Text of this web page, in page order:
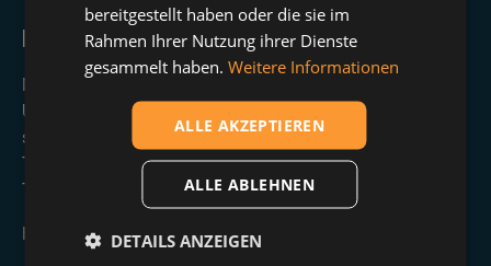
Live
Manchmal setzt dein Business voraus, dass du eine Live-
Übertragung oder Ähnliches erforderlich machst. In
solchen Fällen ist Flexibilität gefragt. Versuche dann, den
Termin direkt im Chat zu vereinbaren, statt nur einen
Terminlink zu versenden.
Häufig macht es auch in diesen Fällen Sinn
bereitgestellt haben oder die sie im
Rahmen Ihrer Nutzung ihrer Dienste
gesammelt haben.Weitere Informationen
ALLE AKZEPTIEREN
ALLE ABLEHNEN
DETAILS ANZEIGEN